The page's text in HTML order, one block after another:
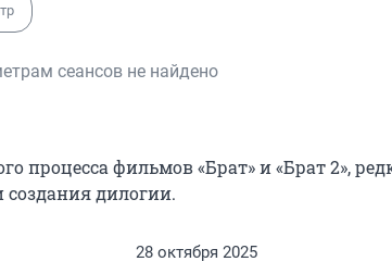
сеансов не найдено
процесса фильмов «Брат» и «Брат 2»,
дилогии.
28 октября 2025